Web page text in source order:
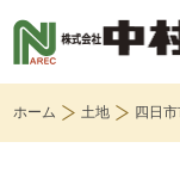
ホーム 土地 四日